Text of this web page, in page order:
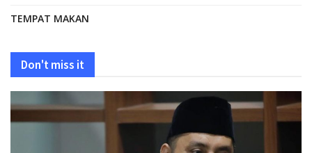
TEMPAT MAKAN
Don't miss it